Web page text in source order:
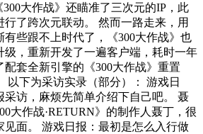
大作战》还瞄准了三次元的IP，此
了跨次元联动。 然而一路走来，用
有些跟不上时代了，《300大作战》也
级，重新开发了一遍客户端，耗时一年
套全新引擎的《300大作战》重置
以下为采访实录（部分）： 游戏日
采访，麻烦先简单介绍下自己吧。 聂
大作战·RETURN》的制作人聂丁，很
见面。 游戏日报：最初是怎么入行做